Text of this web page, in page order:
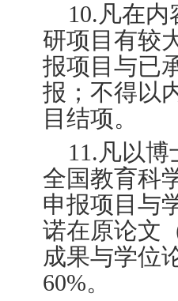
10.凡在
研项目有较
报项目与已
报；不得以
目结项。
11.凡以
全国教育科
申报项目与
诺在原论文
成果与学位
60%。